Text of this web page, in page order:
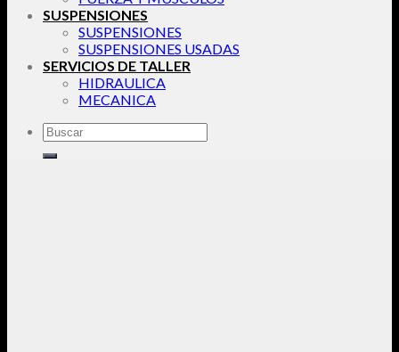
SUSPENSIONES
SUSPENSIONES
SUSPENSIONES USADAS
SERVICIOS DE TALLER
HIDRAULICA
MECANICA
Buscar
por: